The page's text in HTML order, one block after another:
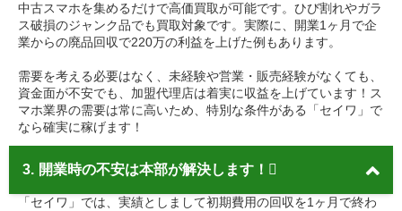
中古スマホを集めるだけで高価買取が可能です。ひび割れやガラ
ス破損のジャンク品でも買取対象です。実際に、開業1ヶ月で企
業からの廃品回収で220万の利益を上げた例もあります。
需要を考える必要はなく、未経験や営業・販売経験がなくても、
資金面が不安でも、加盟代理店は着実に収益を上げています！ス
マホ業界の需要は常に高いため、特別な条件がある「セイワ」で
なら確実に稼げます！
3. 開業時の不安は本部が解決します！
「セイワ」では、実績としまして初期費用の回収を1ヶ月で終わ